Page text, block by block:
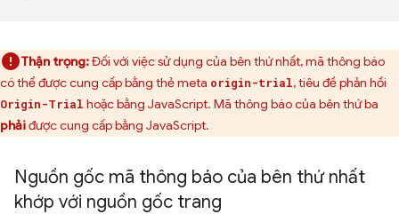
Thận trọng:Đối với việc sử dụng của bên thứ nhất, mã thông báo
có thể được cung cấp bằng thẻ meta origin-trial, tiêu đề phản hồi
Origin-Trial hoặc bằng JavaScript. Mã thông báo của bên thứ ba
phảiđược cung cấp bằng JavaScript.
Nguồn gốc mã thông báo của bên thứ nhất
khớp với nguồn gốc trang